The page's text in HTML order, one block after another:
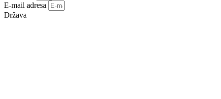
E-mail adresa
Država